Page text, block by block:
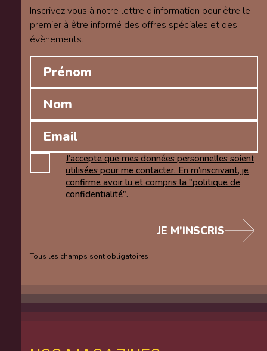
Inscrivez vous à notre lettre d'information pour être le
premier à être informé des offres spéciales et des
évènements.
J’accepte que mes données personnelles soient
utilisées pour me contacter. En m’inscrivant, je
confirme avoir lu et compris la "politique de
confidentialité".
Tous les champs sont obligatoires
JE M'INSCRIS